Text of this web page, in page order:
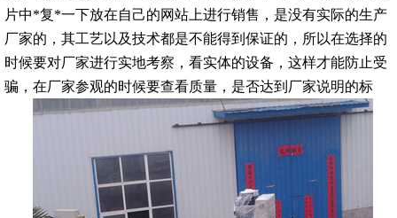
片中*复*一下放在自己的网站上进行销售，是没有实际的生产
厂家的，其工艺以及技术都是不能得到保证的，所以在选择的
时候要对厂家进行实地考察，看实体的设备，这样才能防止受
骗，在厂家参观的时候要查看质量，是否达到厂家说明的标